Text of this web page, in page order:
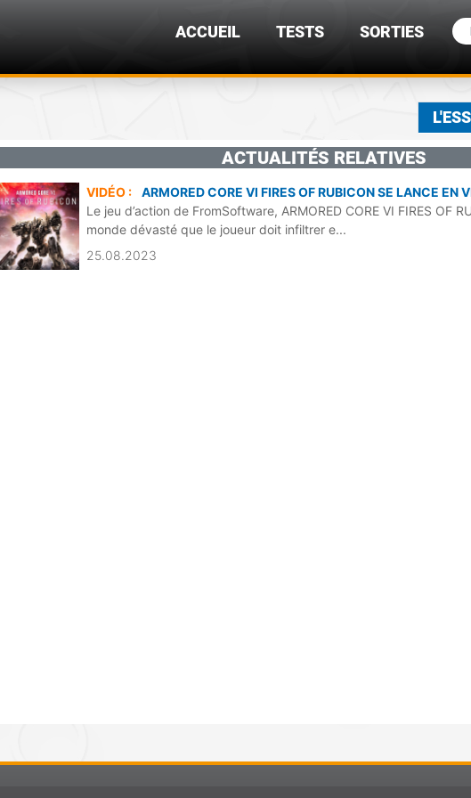
ACCUEIL TESTS SORTIES
ACTUALITÉS RELATIVES
VIDÉO :
ARMORED CORE VI FIRES OF RUBICON SE LANCE EN
Le jeu d’action de FromSoftware, ARMORED CORE VI FIRES OF
monde dévasté que le joueur doit infiltrer e...
25.08.2023